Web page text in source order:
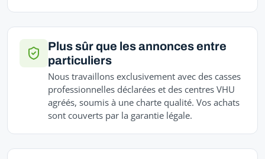
Plus sûr que les annonces entre
particuliers
Nous travaillons exclusivement avec des casses
professionnelles déclarées et des centres VHU
agréés, soumis à une charte qualité. Vos achats
sont couverts par la garantie légale.